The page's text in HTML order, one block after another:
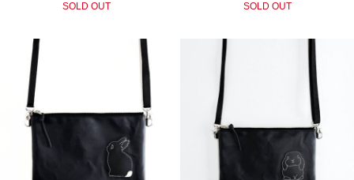
SOLD OUT SOLD OUT